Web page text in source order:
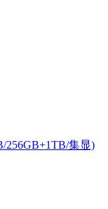
256GB+1TB/集显)